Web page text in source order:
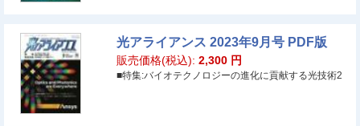
光アライアンス 2023年9月号 PDF版
販売価格(税込): 2,300 円
■特集:バイオテクノロジーの進化に貢献する光技術2